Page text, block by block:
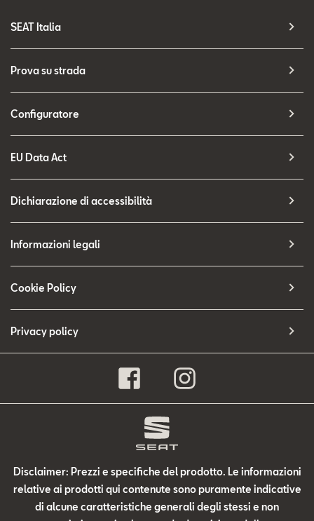
SEAT Italia
Prova su strada
Configuratore
EU Data Act
Dichiarazione di accessibilità
Informazioni legali
Cookie Policy
Privacy policy
Disclaimer: Prezzi e specifiche del prodotto. Le informazioni
relative ai prodotti qui contenute sono puramente indicative
di alcune caratteristiche generali degli stessi e non